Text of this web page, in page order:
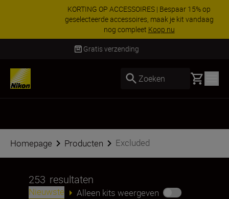
KORTING OP ACCESSOIRES | Bespaar 15% op
geselecteerde accessoires, maak je kit vandaag
nog compleetKoop nu
Levering binnen 1-3 werkdagen
Zoeken Basket
Homepage Producten Excluded
253 resultaten
Nieuwste Alleen kits weergeven